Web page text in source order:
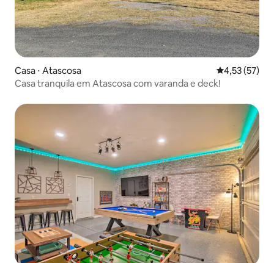
Casa ⋅ Atascosa 4,53 de uma
4,53 (57)
Casa tranquila em Atascosa com varanda e deck!